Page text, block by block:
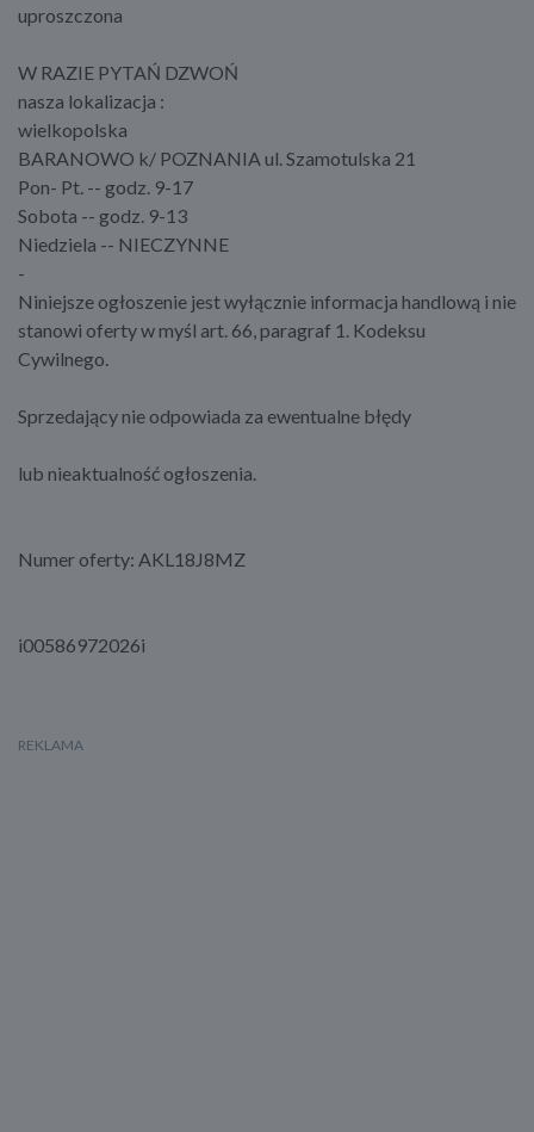
uproszczona
W RAZIE PYTAŃ DZWOŃ
nasza lokalizacja :
wielkopolska
BARANOWO k/ POZNANIA ul. Szamotulska 21
Pon- Pt. -- godz. 9-17
Sobota -- godz. 9-13
Niedziela -- NIECZYNNE
-
Niniejsze ogłoszenie jest wyłącznie informacja handlową i nie
stanowi oferty w myśl art. 66, paragraf 1. Kodeksu
Cywilnego.
Sprzedający nie odpowiada za ewentualne błędy
lub nieaktualność ogłoszenia.
Numer oferty: AKL18J8MZ
i00586972026i